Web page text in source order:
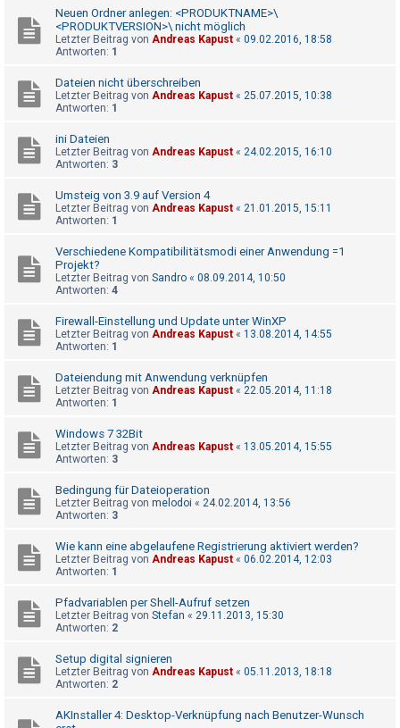
m
e
S
u
c
e
F
A
Neuen Ordner anlegen: <PRODUKTNAME>\
<PRODUKTVERSION>\ nicht möglich
Letzter Beitrag von Andreas Kapust « 09.02.2016, 18:58
Antworten: 1
Dateien nicht überschreiben
Letzter Beitrag von Andreas Kapust « 25.07.2015, 10:38
Antworten: 1
ini Dateien
Letzter Beitrag von Andreas Kapust « 24.02.2015, 16:10
Antworten: 3
Umsteig von 3.9 auf Version 4
Letzter Beitrag von Andreas Kapust « 21.01.2015, 15:11
Antworten: 1
Verschiedene Kompatibilitätsmodi einer Anwendung =1
Projekt?
Letzter Beitrag von Sandro « 08.09.2014, 10:50
Antworten: 4
Firewall-Einstellung und Update unter WinXP
Letzter Beitrag von Andreas Kapust « 13.08.2014, 14:55
Antworten: 1
Dateiendung mit Anwendung verknüpfen
Letzter Beitrag von Andreas Kapust « 22.05.2014, 11:18
Antworten: 1
Windows 7 32Bit
Letzter Beitrag von Andreas Kapust « 13.05.2014, 15:55
Antworten: 3
Bedingung für Dateioperation
Letzter Beitrag von melodoi « 24.02.2014, 13:56
Antworten: 3
Wie kann eine abgelaufene Registrierung aktiviert werden?
Letzter Beitrag von Andreas Kapust « 06.02.2014, 12:03
Antworten: 1
Pfadvariablen per Shell-Aufruf setzen
Letzter Beitrag von Stefan « 29.11.2013, 15:30
Antworten: 2
Setup digital signieren
Letzter Beitrag von Andreas Kapust « 05.11.2013, 18:18
Antworten: 2
AKInstaller 4: Desktop-Verknüpfung nach Benutzer-Wunsch